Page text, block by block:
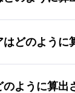
どのように
ように算出